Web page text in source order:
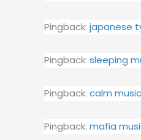
Pingback: japanese
Pingback: sleeping
Pingback: calm music
Pingback: mafia